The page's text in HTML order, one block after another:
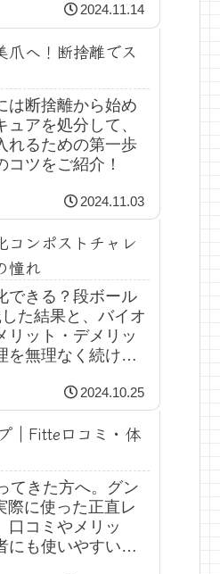
2024.11.14
爪へ！断捨離でス
は断捨離から始め
アを処分して、
れるための第一歩
ツをご紹介！
2024.11.03
コンポストチャレ
憧れ
できる？段ボール
た結果と、バイオ
リット・デメリッ
を無理なく続ける
2024.10.25
｜Fitte口コミ・体
てきた方へ。グン
際に使った正直レ
口コミやメリッ
にも使いやすいか